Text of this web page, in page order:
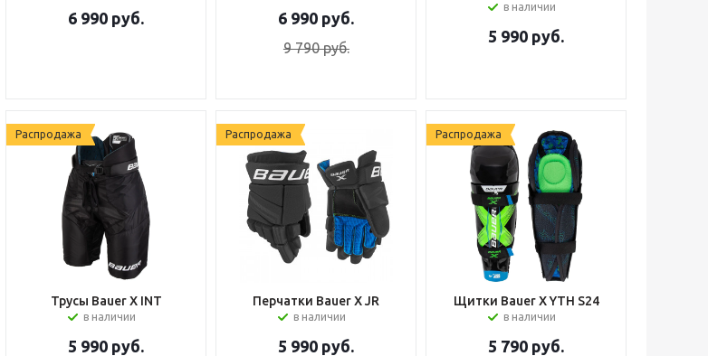
6 990 руб. 6 990 руб.
9 790руб.
в наличии
5 990 руб.
Распродажа
Трусы Bauer X INT
в наличии
5 990 руб.
Распродажа
Перчатки Bauer X JR
в наличии
5 990 руб.
Распродажа
Щитки Bauer X YTH S24
в наличии
5 790 руб.